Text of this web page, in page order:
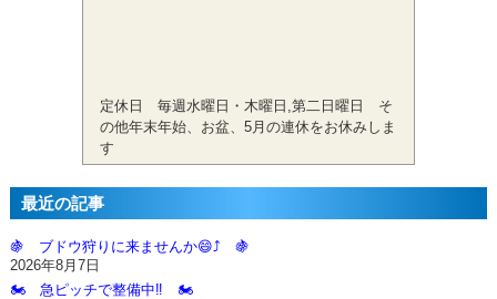
定休日 毎週水曜日・木曜日,第二日曜日 そ
の他年末年始、お盆、5月の連休をお休みしま
す
最近の記事
🍇 ブドウ狩りに来ませんか😄⤴️ 🍇
2026年8月7日
🏍️ 急ピッチで整備中‼️ 🏍️